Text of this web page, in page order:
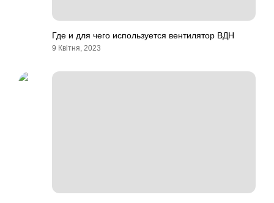
Где и для чего используется вентилятор ВДН
9 Квітня, 2023